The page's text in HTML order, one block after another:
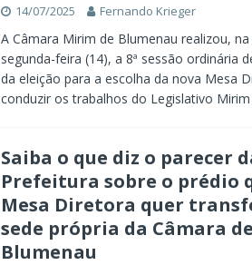
14/07/2025 Fernando Krieger
A Câmara Mirim de Blumenau realizou,
segunda-feira (14), a 8ª sessão ordinária
da eleição para a escolha da nova Mesa
conduzir os trabalhos do Legislativo Mirim
Saiba o que diz o parecer
Prefeitura sobre o prédio
Mesa Diretora quer
sede própria da Câmara de
Blumenau